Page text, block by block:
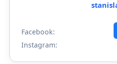
Facebook:
Instagram: